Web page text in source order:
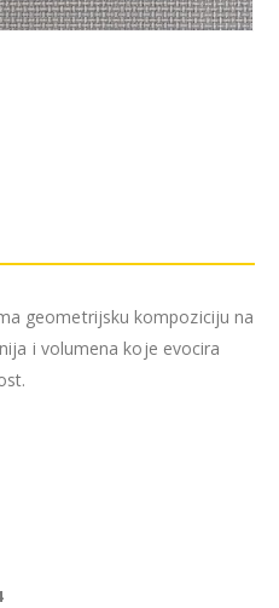
geometrijsku kompoziciju na
i volumena koje evocira